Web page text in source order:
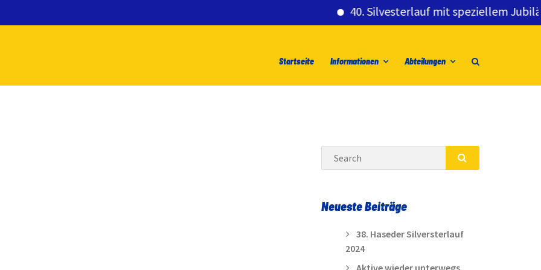
40. Silvesterlauf mit speziellem
Startseite Informationen Abteilungen
Search
SEARCH
Neueste Beiträge
38. Haseder Silversterlauf
2024
Aktive wieder unterwegs